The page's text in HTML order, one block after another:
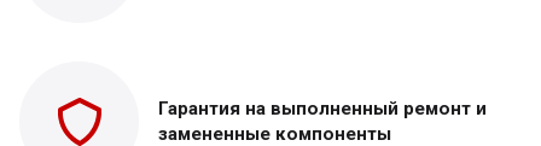
Гарантия на выполненный ремонт и
замененные компоненты